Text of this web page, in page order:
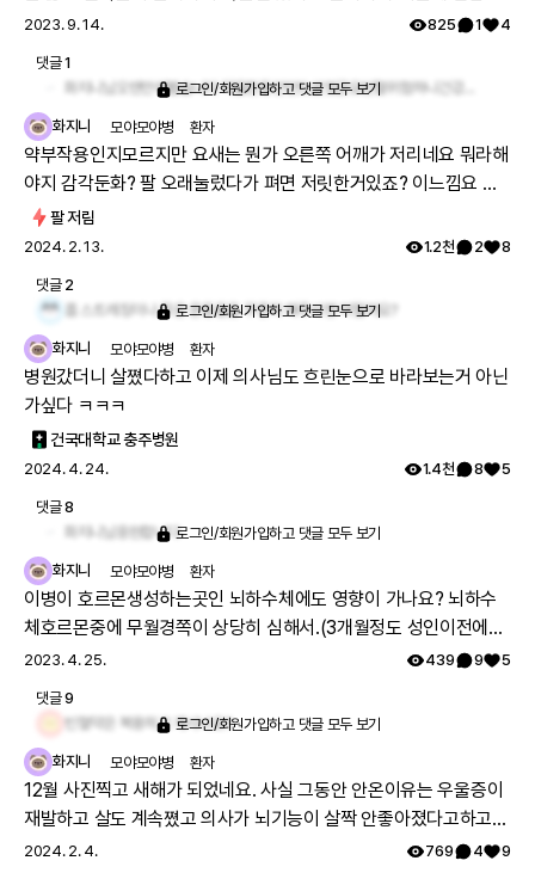
고 먹었습니다 당연히 약은 다안먹어서 몸은 난리났고... 의사님도
오죽해서 그냥 혈압약 까지 먹었어요🤣 모야는 너무 이차성 병이 너
무커요~ 혈압,당뇨,빈혈도 있으니까 근데 저도 의문의 철결핍성빈
혈이 있는데 동종환자분들중에 철수치 낮으신분 계신가요...? 이참
에 저도 빈혈약이라도 먹어야겠어요😇
2023. 9. 14. 825 1 4
댓글1
로그인/회원가입하고 댓글 모두 보기
화지니 모야모야병 환자
약부작용인지모르지만 요새는 뭔가 오른쪽 어깨가 저리네요 뭐라해
야지 감각둔화? 팔 오래눌렀다가 펴면 저릿한거있죠? 이느낌요 평
소에도 왼쪽으로자는데 오른쪽 오십견부분?그쪽이 매일 조금씩 저
려요 ㅋㅋ
팔 저림
2024. 2. 13. 1.2천 2 8
댓글 2
흠 스트레칭이나 작은 운동들을 꾸준히 해주시면 어떨까요?
로그인/회원가입하고 댓글 모두 보기
화지니 모야모야병 환자
병원갔더니 살쪘다하고 이제 의사님도 흐린눈으로 바라보는거 아닌
가싶다 ㅋㅋㅋ
건국대학교 충주병원
2024. 4. 24. 1.4천 8 5
댓글8
화지니님응원합니다로그인/회원가입하고 댓글 모두 보기
화지니 모야모야병 환자
이병이 호르몬생성하는곳인 뇌하수체에도 영향이 가나요? 뇌하수
체호르몬중에 무월경쪽이 상당히 심해서.(3개월정도 성인이전에는
제일긴기간이 6~9개월. 여성의학과에선 당시 배란장애의심) 그렇
다고 호르몬제(피임약)를 먹기에는 혈관이 막혀가고 뇌경색이고 여
러 상태가 좋지않으니 문제고...크흠...
2023. 4. 25. 439 9 5
댓글9
빈혈약은 복용하고 계시나요?로그인/회원가입하고 댓글 모두 보기
화지니 모야모야병 환자
12월 사진찍고 새해가 되었네요. 사실 그동안 안온이유는 우울증이
재발하고 살도 계속쪘고 의사가 뇌기능이 살짝 안좋아졌다고하고
추워서 밖을 못나갔어요. 잘살고계세요?^^
2024. 2. 4. 769 4 9